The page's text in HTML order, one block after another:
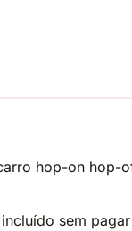
hop-on hop-
sem pagar